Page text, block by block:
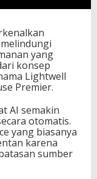
yang
konsep
Lightwell
Premier.
AI semakin
otomatis.
yang biasanya
karena
sumber